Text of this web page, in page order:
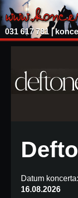
031 617 781 |
Datum koncerta:
16.08.2026